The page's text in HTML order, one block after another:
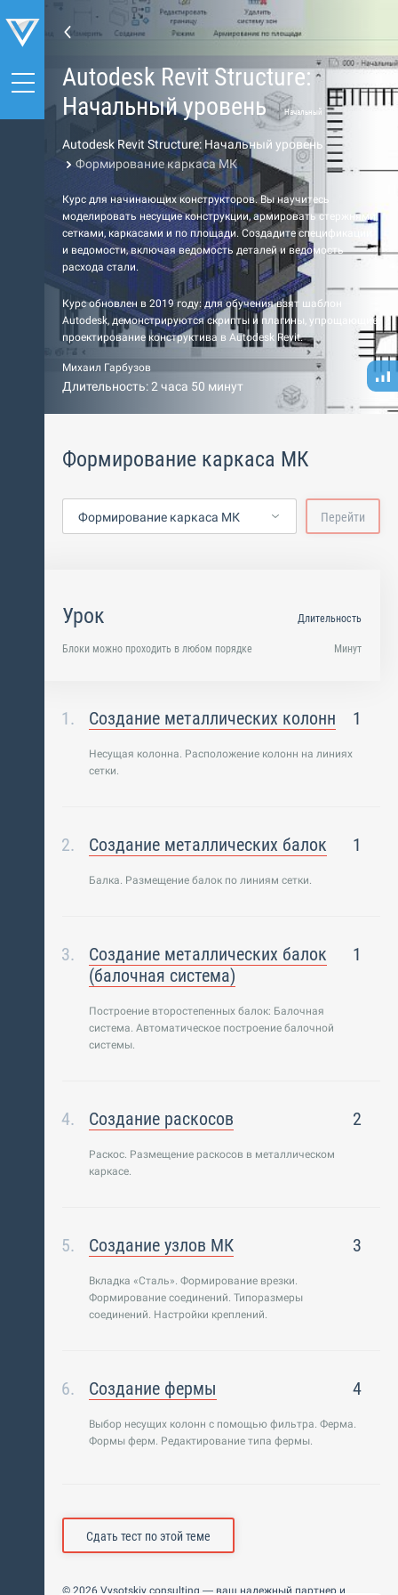
Autodesk Revit Structure:
Начальный уровень
Начальный
Autodesk Revit Structure: Начальный уровень
Формирование каркаса МК
Курс для начинающих конструкторов. Вы научитесь
моделировать несущие конструкции, армировать стержнями,
сетками, каркасами и по площади. Создадите спецификации
и ведомости, включая ведомость деталей и ведомость
расхода стали.
Курс обновлен в 2019 году: для обучения взят шаблон
Autodesk, демонстрируются скрипты и плагины, упрощающие
проектирование конструктива в Autodesk Revit.
Михаил Гарбузов
Длительность: 2 часа 50 минут
Формирование каркаса МК
Формирование каркаса МК Перейти
Урок
Блоки можно проходить в любом порядке
Длительность
Минут
Создание металлических колонн 1
Несущая колонна. Расположение колонн на линиях
сетки.
Создание металлических балок 1
Балка. Размещение балок по линиям сетки.
Создание металлических балок
(балочная система)
1
Построение второстепенных балок: Балочная
система. Автоматическое построение балочной
системы.
Создание раскосов 2
Раскос. Размещение раскосов в металлическом
каркасе.
Создание узлов МК 3
Вкладка «Сталь». Формирование врезки.
Формирование соединений. Типоразмеры
соединений. Настройки креплений.
Создание фермы 4
Выбор несущих колонн с помощью фильтра. Ферма.
Формы ферм. Редактирование типа фермы.
Сдать тест по этой теме
© 2026 Vysotskiy consulting — ваш надежный партнер и